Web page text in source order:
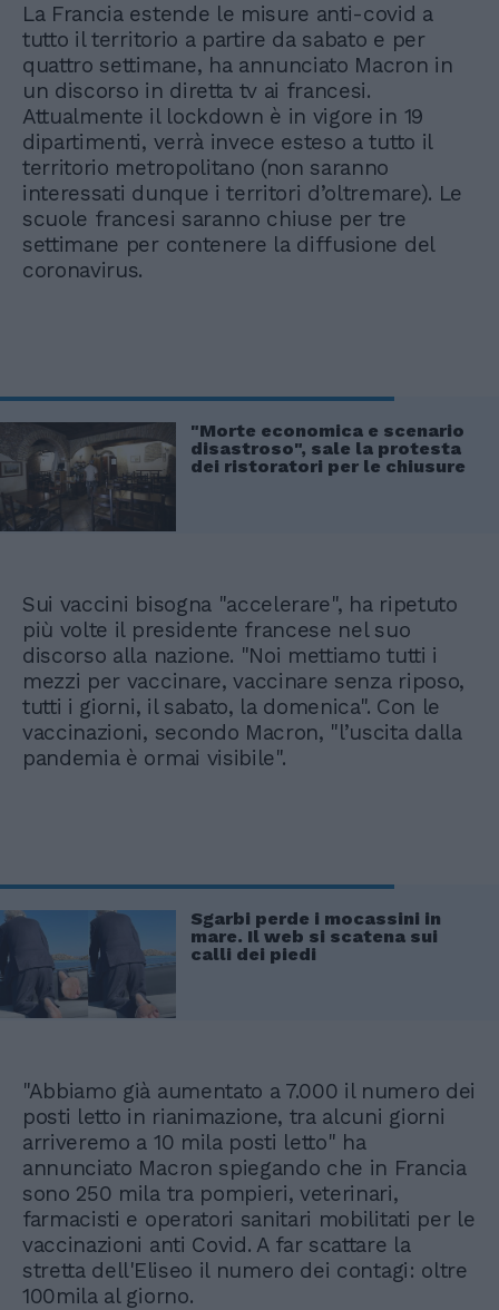
La Francia estende le misure anti-covid a
tutto il territorio a partire da sabato e per
quattro settimane, ha annunciato Macron in
un discorso in diretta tv ai francesi.
Attualmente il lockdown è in vigore in 19
dipartimenti, verrà invece esteso a tutto il
territorio metropolitano (non saranno
interessati dunque i territori d’oltremare). Le
scuole francesi saranno chiuse per tre
settimane per contenere la diffusione del
coronavirus.
"Morte economica e scenario
disastroso", sale la protesta
dei ristoratori per le chiusure
Sui vaccini bisogna "accelerare", ha ripetuto
più volte il presidente francese nel suo
discorso alla nazione. "Noi mettiamo tutti i
mezzi per vaccinare, vaccinare senza riposo,
tutti i giorni, il sabato, la domenica". Con le
vaccinazioni, secondo Macron, "l’uscita dalla
pandemia è ormai visibile".
Sgarbi perde i mocassini in
mare. Il web si scatena sui
calli dei piedi
"Abbiamo già aumentato a 7.000 il numero dei
posti letto in rianimazione, tra alcuni giorni
arriveremo a 10 mila posti letto" ha
annunciato Macron spiegando che in Francia
sono 250 mila tra pompieri, veterinari,
farmacisti e operatori sanitari mobilitati per le
vaccinazioni anti Covid. A far scattare la
stretta dell'Eliseo il numero dei contagi: oltre
100mila al giorno.